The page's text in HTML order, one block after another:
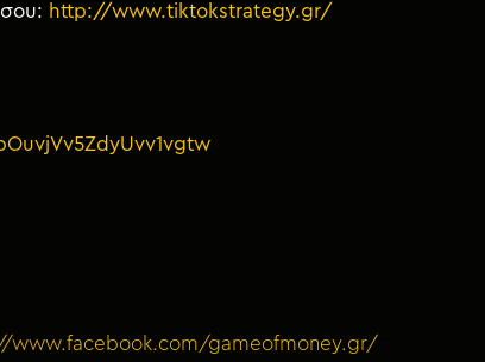
http://www.tiktokstrategy.gr/
www.facebook.com/gameofmoney.gr/